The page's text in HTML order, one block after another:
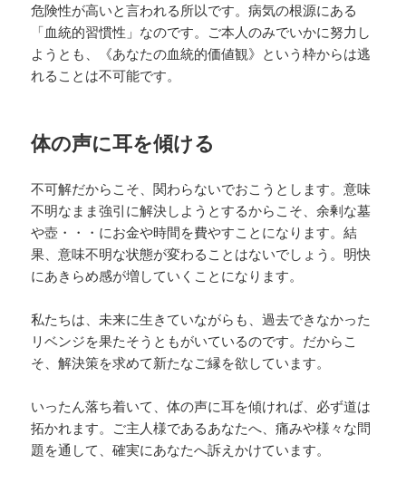
危険性が高いと言われる所以です。病気の根源にある
「血統的習慣性」なのです。ご本人のみでいかに努力し
ようとも、《あなたの血統的価値観》という枠からは逃
れることは不可能です。
体の声に耳を傾ける
不可解だからこそ、関わらないでおこうとします。意味
不明なまま強引に解決しようとするからこそ、余剰な墓
や壺・・・にお金や時間を費やすことになります。結
果、意味不明な状態が変わることはないでしょう。明快
にあきらめ感が増していくことになります。
私たちは、未来に生きていながらも、過去できなかった
リベンジを果たそうともがいているのです。だからこ
そ、解決策を求めて新たなご縁を欲しています。
いったん落ち着いて、体の声に耳を傾ければ、必ず道は
拓かれます。ご主人様であるあなたへ、痛みや様々な問
題を通して、確実にあなたへ訴えかけています。